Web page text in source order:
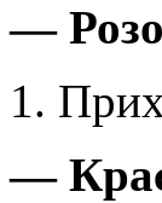
—
1.
—